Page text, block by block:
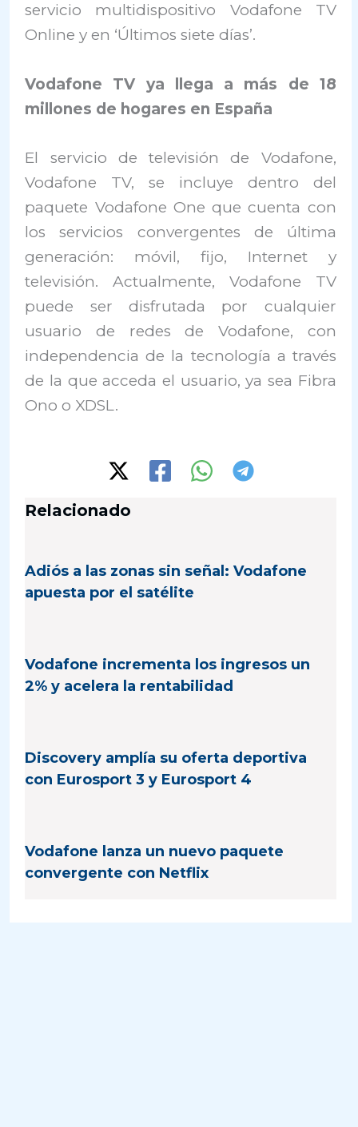
servicio multidispositivo Vodafone TV
Online y en ‘Últimos siete días’.
Vodafone TV ya llega a más de 18
millones de hogares en España
El servicio de televisión de Vodafone,
Vodafone TV, se incluye dentro del
paquete Vodafone One que cuenta con
los servicios convergentes de última
generación: móvil, fijo, Internet y
televisión. Actualmente, Vodafone TV
puede ser disfrutada por cualquier
usuario de redes de Vodafone, con
independencia de la tecnología a través
de la que acceda el usuario, ya sea Fibra
Ono o XDSL.
Relacionado
Adiós a las zonas sin señal: Vodafone
apuesta por el satélite
Vodafone incrementa los ingresos un
2% y acelera la rentabilidad
Discovery amplía su oferta deportiva
con Eurosport 3 y Eurosport 4
Vodafone lanza un nuevo paquete
convergente con Netflix